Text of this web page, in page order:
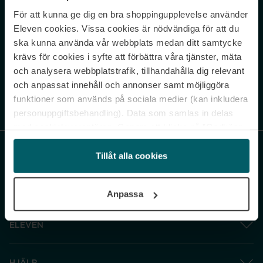
För att kunna ge dig en bra shoppingupplevelse använder
Eleven cookies. Vissa cookies är nödvändiga för att du
ska kunna använda vår webbplats medan ditt samtycke
krävs för cookies i syfte att förbättra våra tjänster, mäta
och analysera webbplatstrafik, tillhandahålla dig relevant
och anpassat innehåll och annonser samt möjliggöra
funktioner som används på sociala medier (kan inkludera
personuppgiftsbehandling). Data som samlas in delas
och gå vidare” accepterar du samtliga cookies medan du
under ”Inställningar” kan anpassa användningen av
cookies. Du kan återkalla ditt samtycke när som helst.
Tillåt alla cookies
Anpassa
Never miss a beat.
Sign up to our newsletter.
Genom att prenumerera accepterar du vår Integritetspolicy. Avprenumerera
ELEVEN